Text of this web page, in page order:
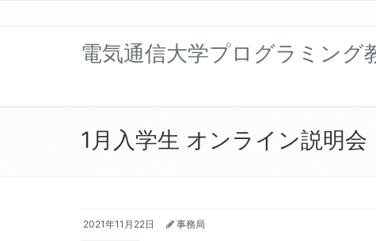
電気通信大学プログラミング
1月入学生 オンライン説明会
2021年11月22日 事務局